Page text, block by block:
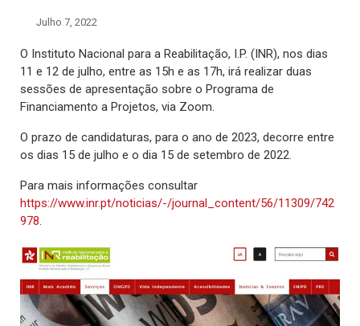
Julho 7, 2022
O Instituto Nacional para a Reabilitação, I.P. (INR), nos dias
11 e 12 de julho, entre as 15h e as 17h, irá realizar duas
sessões de apresentação sobre o Programa de
Financiamento a Projetos, via Zoom.
O prazo de candidaturas, para o ano de 2023, decorre entre
os dias 15 de julho e o dia 15 de setembro de 2022.
Para mais informações consultar
https://www.inr.pt/noticias/-/journal_content/56/11309/742
978.